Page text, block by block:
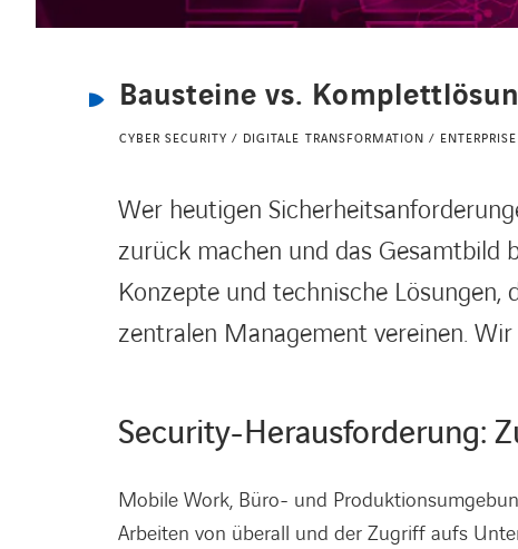
Bausteine vs.
CYBER SECURITY / DIGITALE TRANSFORMATION /
Wer heutigen
zurück machen und das Gesamtbild
Konzepte und technische
zentralen Management vereinen.
Security-Herausforderung:
Mobile Work, Büro- und
Arbeiten von überall und der Zugriff aufs